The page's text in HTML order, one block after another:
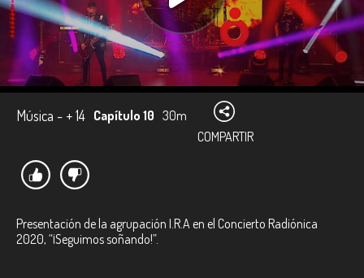
Música - + 14 Capítulo 10 30m
COMPARTIR
Presentación de la agrupación I.R.A en el Concierto Radiónica
2020, “¡Seguimos soñando!”.